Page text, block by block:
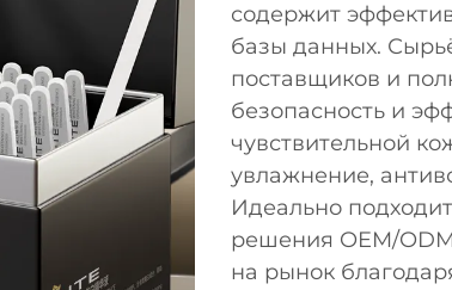
содержит
базы данных.
поставщиков и
безопасность и
чувствительной
увлажнение,
Идеально
решения OEM/
на рынок